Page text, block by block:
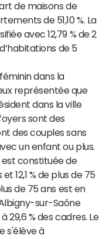
de maisons de
de 51,10 %. La
avec 12,79 % de 2
de 5
dans la
représentée que
dans la ville
sont des
des couples sans
un enfant ou plus.
constituée de
12,1 % de plus de 75
de 75 ans est en
sur-Saône
29,6 % des cadres. Le
s'élève à